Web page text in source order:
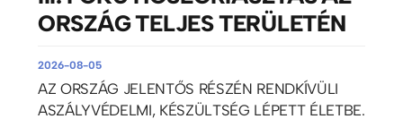
ORSZÁG TELJES TERÜLETÉN
2026-08-05
AZ ORSZÁG JELENTŐS RÉSZÉN RENDKÍVÜLI
ASZÁLYVÉDELMI, KÉSZÜLTSÉG LÉPETT ÉLETBE.